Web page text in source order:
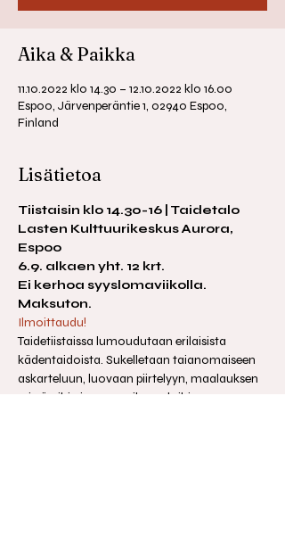
Aika & Paikka
11.10.2022 klo 14.30 – 12.10.2022 klo 16.00
Espoo, Järvenperäntie 1, 02940 Espoo,
Finland
Lisätietoa
Tiistaisin klo 14.30-16 | Taidetalo
Lasten Kulttuurikeskus Aurora,
Espoo
6.9. alkaen yht. 12 krt.
Ei kerhoa syyslomaviikolla.
Maksuton.
Ilmoittaudu!
Taidetiistaissa lumoudutaan erilaisista
kädentaidoista. Sukelletaan taianomaiseen
askarteluun, luovaan piirtelyyn, maalauksen
eri väreihin ja muovailun saloihin.